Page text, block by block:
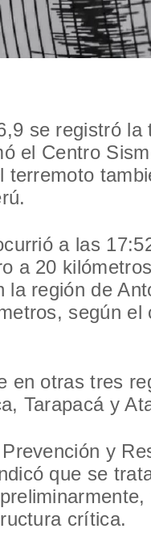
se registró la
el Centro
terremoto
a las
a 20
la región de
según el
en otras tres
Tarapacá y
y
que se
crítica.